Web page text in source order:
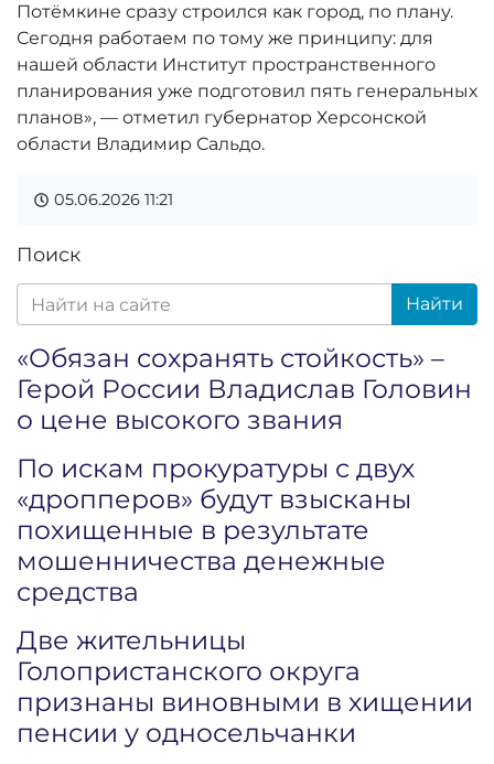
Потёмкине сразу строился как город, по плану.
Сегодня работаем по тому же принципу: для
нашей области Институт пространственного
планирования уже подготовил пять генеральных
планов», — отметил губернатор Херсонской
области Владимир Сальдо.
05.06.2026 11:21
Поиск
Найти
«Обязан сохранять стойкость» –
Герой России Владислав Головин
о цене высокого звания
По искам прокуратуры с двух
«дропперов» будут взысканы
похищенные в результате
мошенничества денежные
средства
Две жительницы
Голопристанского округа
признаны виновными в хищении
пенсии у односельчанки